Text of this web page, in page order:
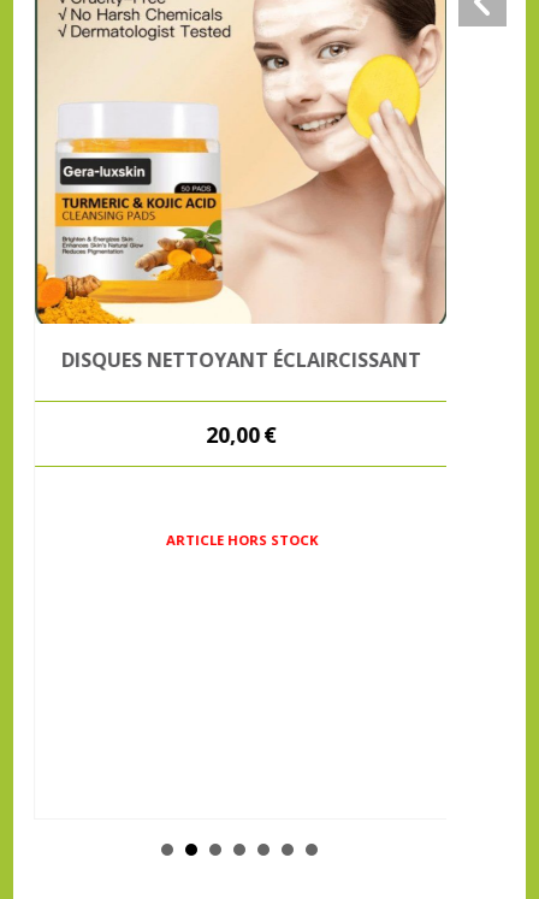
DISQUES NETTOYANT ÉCLAIRCISSANT
20,00€
ARTICLE HORS STOCK